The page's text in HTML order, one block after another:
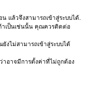
ล้วจึงสามารถเข้าสู่ระบบได้.
าเป็นเช่นนั้น คุณควรติดต่อ
ไม่สามารถเข้าสู่ระบบได้
าอาจมีการตั้งค่าที่ไม่ถูกต้อง